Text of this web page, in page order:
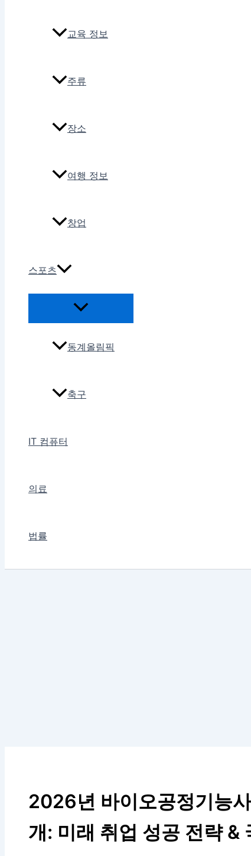
교육 정보
주류
장소
여행 정보
창업
스포츠
동계올림픽
축구
IT 컴퓨터
의료
법률
2026년 바이오공정기능
개: 미래 취업 성공 전략 &